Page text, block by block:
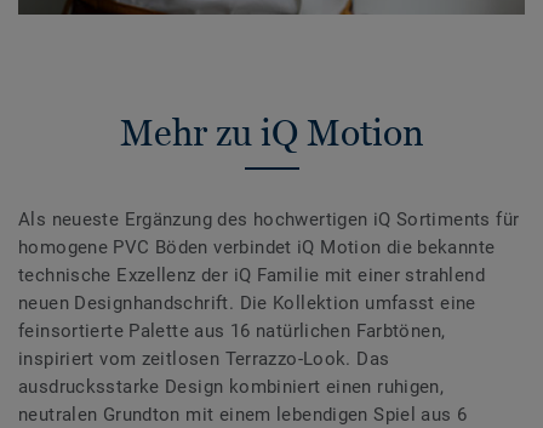
Mehr zu iQ Motion
Als neueste Ergänzung des hochwertigen iQ Sortiments für
homogene PVC Böden verbindet iQ Motion die bekannte
technische Exzellenz der iQ Familie mit einer strahlend
neuen Designhandschrift. Die Kollektion umfasst eine
feinsortierte Palette aus 16 natürlichen Farbtönen,
inspiriert vom zeitlosen Terrazzo-Look. Das
ausdrucksstarke Design kombiniert einen ruhigen,
neutralen Grundton mit einem lebendigen Spiel aus 6